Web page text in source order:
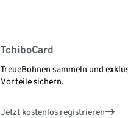
TchiboCard
TreueBohnen sammeln und
Vorteile sichern.
Jetzt kostenlos registrieren